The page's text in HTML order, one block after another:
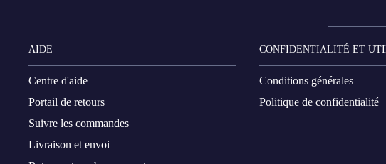
AIDE
Centre d'aide
Portail de retours
Suivre les commandes
Livraison et envoi
CONFIDENTIALITÉ ET
Conditions générales
Politique de confidentialité